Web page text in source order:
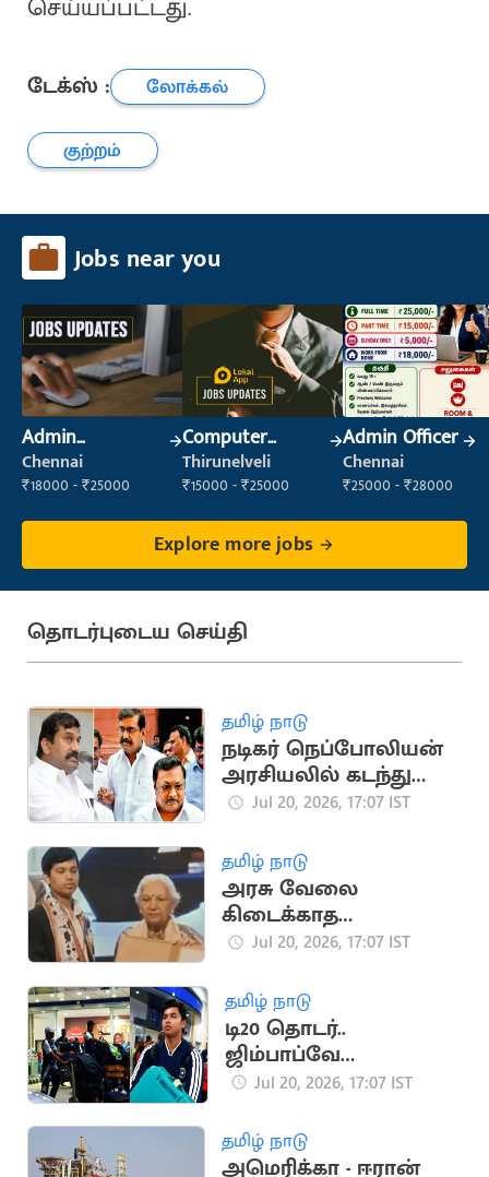
செய்யப்பட்டது.
டேக்ஸ் :
லோக்கல்
குற்றம்
Jobs near you
Admin
Supervisor
Chennai
₹18000 - ₹25000
Computer
Operator
Thirunelveli
₹15000 - ₹25000
Admin Officer
Chennai
₹25000 - ₹28000
Explore more jobs
தொடர்புடைய செய்தி
தமிழ் நாடு
நடிகர் நெப்போலியன்
அரசியலில் கடந்து
வந்த முக்கிய
Jul 20, 2026, 17:07 IST
தமிழ் நாடு
அரசு வேலை
கிடைக்காத
விரக்தியில் இளைஞர்
Jul 20, 2026, 17:07 IST
தமிழ் நாடு
டி20 தொடர்..
ஜிம்பாப்வே
சென்றடைந்த இந்திய
Jul 20, 2026, 17:07 IST
தமிழ் நாடு
அமெரிக்கா - ஈரான்